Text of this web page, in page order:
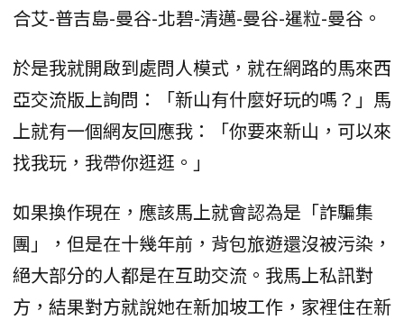
合艾-普吉島-曼谷-北碧-清邁-曼谷-暹粒-曼谷。
於是我就開啟到處問人模式，就在網路的馬來西
亞交流版上詢問：「新山有什麼好玩的嗎？」馬
上就有一個網友回應我：「你要來新山，可以來
找我玩，我帶你逛逛。」
如果換作現在，應該馬上就會認為是「詐騙集
團」，但是在十幾年前，背包旅遊還沒被污染，
絕大部分的人都是在互助交流。我馬上私訊對
方，結果對方就說她在新加坡工作，家裡住在新